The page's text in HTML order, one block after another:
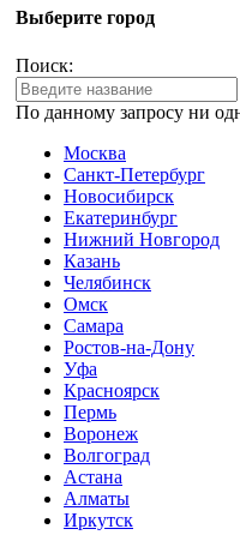
Выберите город
Поиск:
По данному запросу ни
Москва
Санкт-Петербург
Новосибирск
Екатеринбург
Нижний Новгород
Казань
Челябинск
Омск
Самара
Ростов-на-Дону
Уфа
Красноярск
Пермь
Воронеж
Волгоград
Астана
Алматы
Иркутск